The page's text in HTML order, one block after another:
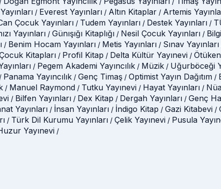
/ Everest Yayınları / Altın Kitaplar / Artemis
Çocuk Yayınları / Tudem Yayınları / Destek Yayınları /
Yayınları / Günışığı Kitaplığı / Nesil Çocuk Yayınları /
/ Benim Hocam Yayınları / Metis Yayınları / Sınav Yayınları
Kitapları / Profil Kitap / Delta Kültür Yayınevi /
/ Pegem Akademi Yayıncılık / Müzik / Uğurböceği
/ Panama Yayıncılık / Genç Timaş / Optimist Yayın Dağıtım /
/ Manuel Raymond / Tutku Yayınevi / Hayat Yayınları /
/ Bilfen Yayınları / Dex Kitap / Dergah Yayınları / Genç
Yayınları / İnsan Yayınları / İndigo Kitap / Gazi Kitabevi /
/ Türk Dil Kurumu Yayınları / Çelik Yayınevi / Pusula
Yayınevi /